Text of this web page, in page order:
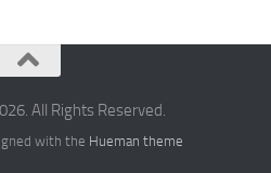
All Rights Reserved.
with the Hueman theme